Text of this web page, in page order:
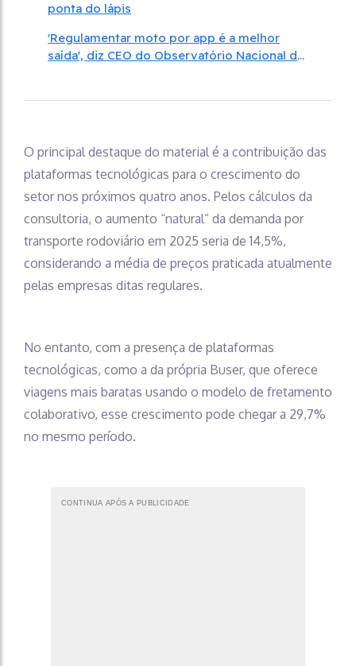
ponta do lápis
'Regulamentar moto por app é a melhor
saída', diz CEO do Observatório Nacional de
O principal destaque do material é a contribuição das
plataformas tecnológicas para o crescimento do
setor nos próximos quatro anos. Pelos cálculos da
consultoria, o aumento “natural” da demanda por
transporte rodoviário em 2025 seria de 14,5%,
considerando a média de preços praticada atualmente
pelas empresas ditas regulares.
No entanto, com a presença de plataformas
tecnológicas, como a da própria Buser, que oferece
viagens mais baratas usando o modelo de fretamento
colaborativo, esse crescimento pode chegar a 29,7%
no mesmo período.
CONTINUA APÓS A PUBLICIDADE